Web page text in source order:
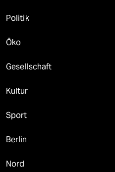
Politik
Öko
Gesellschaft
Kultur
Sport
Berlin
Nord